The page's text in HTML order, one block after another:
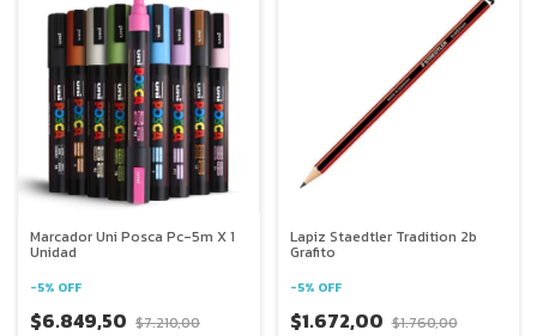
Marcador Uni Posca Pc-5m X 1
Unidad
-5% OFF
$6.849,50 $7.210,00
Lapiz Staedtler Tradition 2b
Grafito
-5% OFF
$1.672,00 $1.760,00